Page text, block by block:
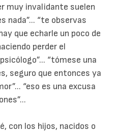
muy invalidante suelen
nada”... “te observas
que echarle un poco de
perder el
“tómese una
seguro que entonces ya
“eso es una excusa
con los hijos, nacidos o